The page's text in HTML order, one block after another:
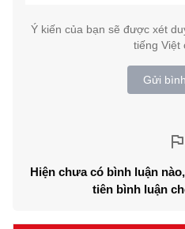
Ý kiến của bạn sẽ được xét
tiếng Việt
Gửi
Hiện chưa có bình luận
tiên bình luận